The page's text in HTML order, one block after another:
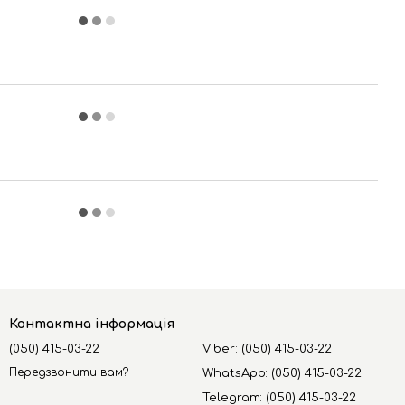
Контактна інформація
(050) 415-03-22
Передзвонити вам?
Viber: (050) 415-03-22
WhatsApp: (050) 415-03-22
Telegram: (050) 415-03-22